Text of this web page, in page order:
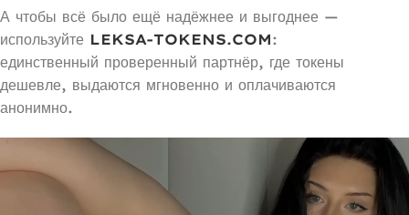
А чтобы всё было ещё надёжнее и выгоднее —
используйте LEKSA-TOKENS.COM:
единственный проверенный партнёр, где токены
дешевле, выдаются мгновенно и оплачиваются
анонимно.